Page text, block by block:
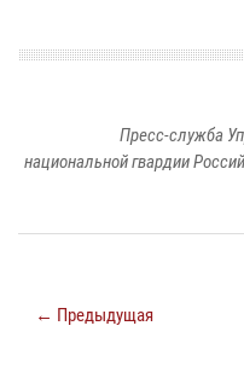
Пресс-служба
национальной гвардии
← Предыдущая